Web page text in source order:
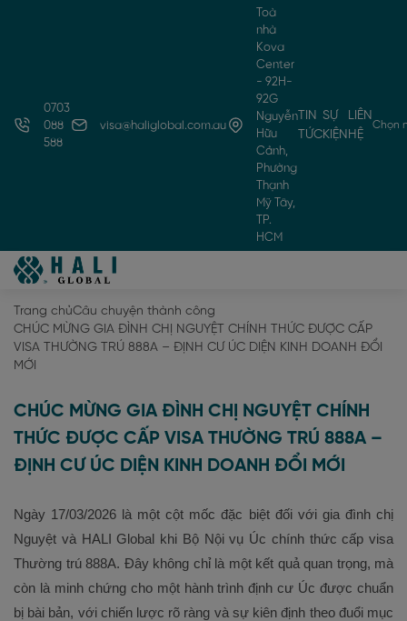
0703
088
588
visa@haliglobal.com.au
Toà
nhà
Kova
Center
- 92H-
92G
Nguyễn
Hữu
Cảnh,
Phường
Thạnh
Mỹ Tây,
TP.
HCM
TIN
TỨC
SỰ
KIỆN
LIÊN
HỆ
Chọn
Trang chủCâu chuyện thành công
CHÚC MỪNG GIA ĐÌNH CHỊ NGUYỆT CHÍNH THỨC ĐƯỢC CẤP
VISA THƯỜNG TRÚ 888A – ĐỊNH CƯ ÚC DIỆN KINH DOANH ĐỔI
MỚI
CHÚC MỪNG GIA ĐÌNH CHỊ NGUYỆT CHÍNH
THỨC ĐƯỢC CẤP VISA THƯỜNG TRÚ 888A –
ĐỊNH CƯ ÚC DIỆN KINH DOANH ĐỔI MỚI
Ngày 17/03/2026 là một cột mốc đặc biệt đối với gia đình chị
Nguyệt và HALI Global khi Bộ Nội vụ Úc chính thức cấp visa
Thường trú 888A. Đây không chỉ là một kết quả quan trọng, mà
còn là minh chứng cho một hành trình định cư Úc được chuẩn
bị bài bản, với chiến lược rõ ràng và sự kiên định theo đuổi mục